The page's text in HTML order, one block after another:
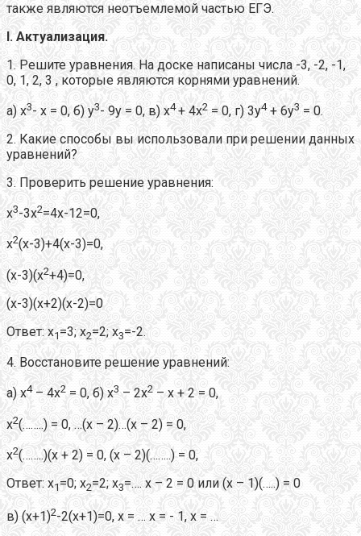
также являются неотъемлемой частью ЕГЭ.
I. Актуализация.
1. Решите уравнения. На доске написаны числа -3, -2, -1,
0, 1, 2, 3 , которые являются корнями уравнений.
а) х3- х = 0, б) у3- 9у = 0, в) х4+ 4х2 = 0, г) 3у4+ 6у3 = 0.
2. Какие способы вы использовали при решении данных
уравнений?
3. Проверить решение уравнения:
х3-3х2=4х-12=0,
х2(х-3)+4(х-3)=0,
(х-3)(х2+4)=0,
(х-3)(х+2)(х-2)=0
Ответ: х1 =3; х2=2; х3=-2.
4. Восстановите решение уравнений:
а) х4– 4х2 = 0, б) х3 – 2х2 – х + 2 = 0,
х2(……..) = 0, …(х – 2)…(х – 2) = 0,
х2(……..)(х + 2) = 0, (х – 2)(……..) = 0,
Ответ: х1 =0; х2=2; х3=…. х – 2 = 0 или (х – 1)(…..) = 0
в) (х+1)2-2(х+1)=0, х = … х = - 1, х = …